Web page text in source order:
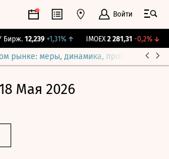
Войти
12,239 +1,31% ↑ IMOEX 2 281,31 -0,2%↓
рынке: меры, динамика, прогнозы
18 Мая 2026